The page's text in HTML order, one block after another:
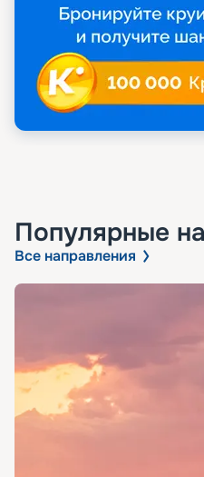
Популярные
Все направления